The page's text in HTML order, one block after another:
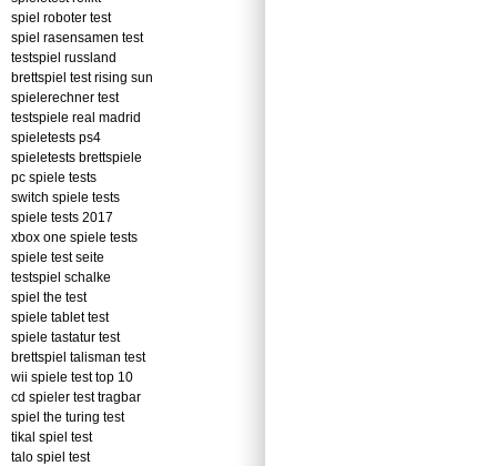
spiel roboter test
spiel rasensamen test
testspiel russland
brettspiel test rising sun
spielerechner test
testspiele real madrid
spieletests ps4
spieletests brettspiele
pc spiele tests
switch spiele tests
spiele tests 2017
xbox one spiele tests
spiele test seite
testspiel schalke
spiel the test
spiele tablet test
spiele tastatur test
brettspiel talisman test
wii spiele test top 10
cd spieler test tragbar
spiel the turing test
tikal spiel test
talo spiel test